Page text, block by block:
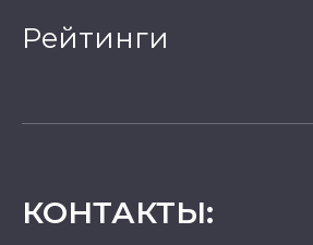
Рейтинги
КОНТАКТЫ: